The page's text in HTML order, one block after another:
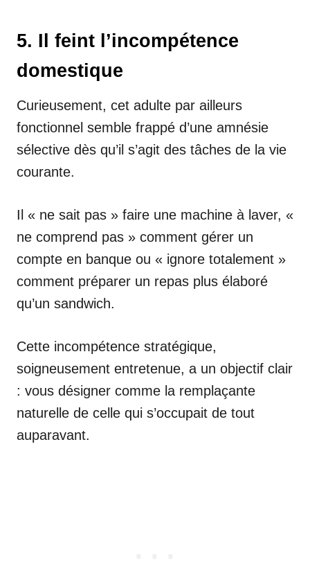
5. Il feint l’incompétence
domestique
Curieusement, cet adulte par ailleurs
fonctionnel semble frappé d’une amnésie
sélective dès qu’il s’agit des tâches de la vie
courante.
Il « ne sait pas » faire une machine à laver, «
ne comprend pas » comment gérer un
compte en banque ou « ignore totalement »
comment préparer un repas plus élaboré
qu’un sandwich.
Cette incompétence stratégique,
soigneusement entretenue, a un objectif clair
: vous désigner comme la remplaçante
naturelle de celle qui s’occupait de tout
auparavant.